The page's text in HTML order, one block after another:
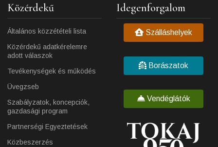
Közérdekű
Általános közzétételi lista
Közérdekű adatkérelemre
adott válaszok
Tevékenységek és működés
Üvegzseb
Szabályzatok, koncepciók,
gazdasági program
Partnerségi Egyeztetések
Közbeszerzés
Idegenforgalom
Szálláshelyek
Borászatok
Vendéglátók